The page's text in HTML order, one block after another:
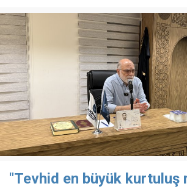
"Tevhid en büyük kurtuluş